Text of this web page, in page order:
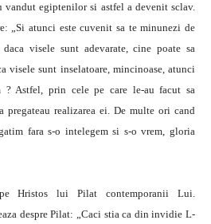
egiptenilor si astfel a devenit sclav.
„Si atunci este cuvenit sa te minunezi de
visele sunt adevarate, cine poate sa
visele sunt inselatoare, mincinoase, atunci
? Astfel, prin cele pe care le-au facut sa
pregateau realizarea ei. De multe ori cand
fara s-o intelegem si s-o vrem, gloria
Hristos lui Pilat contemporanii Lui.
despre Pilat: „Caci stia ca din invidie L-